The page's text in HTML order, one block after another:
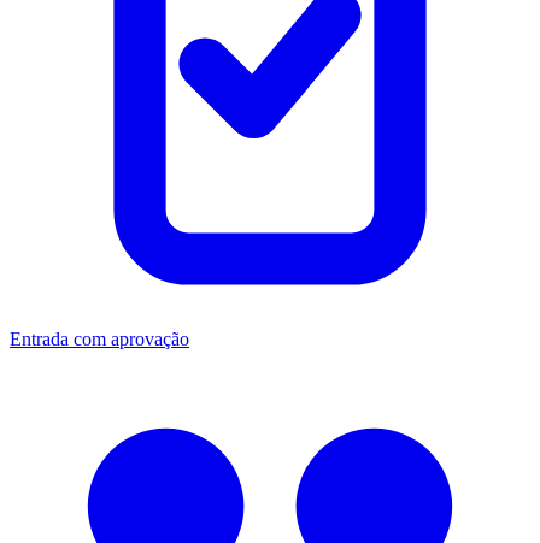
Entrada com aprovação